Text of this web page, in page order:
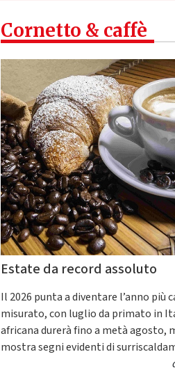
Cornetto & caffè
Estate da record assoluto
Il 2026 punta a diventare l’anno più
misurato, con luglio da primato in
africana durerà fino a metà agosto,
mostra segni evidenti di